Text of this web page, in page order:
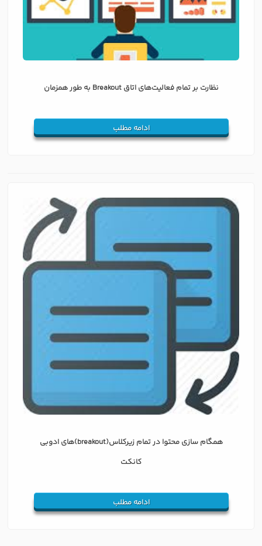
نظارت بر تمام فعالیت‌های اتاق Breakout به طور همزمان
ادامه مطلب
همگام سازی محتوا در تمام زیرکلاس(breakout)های ادوبی
کانکت
ادامه مطلب